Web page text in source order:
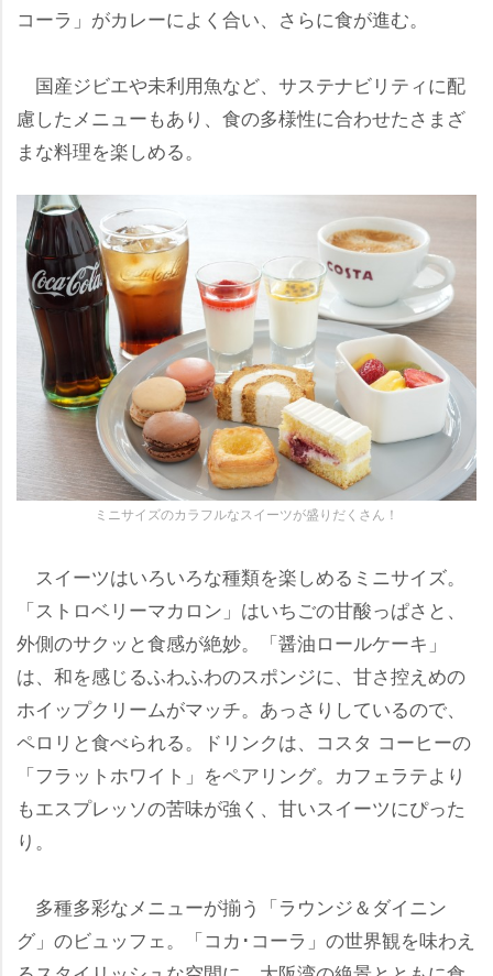
コーラ」がカレーによく合い、さらに食が進む。
国産ジビエや未利用魚など、サステナビリティに配
慮したメニューもあり、食の多様性に合わせたさまざ
まな料理を楽しめる。
ミニサイズのカラフルなスイーツが盛りだくさん！
スイーツはいろいろな種類を楽しめるミニサイズ。
「ストロベリーマカロン」はいちごの甘酸っぱさと、
外側のサクッと食感が絶妙。「醤油ロールケーキ」
は、和を感じるふわふわのスポンジに、甘さ控えめの
ホイップクリームがマッチ。あっさりしているので、
ペロリと食べられる。ドリンクは、コスタ コーヒーの
「フラットホワイト」をペアリング。カフェラテより
もエスプレッソの苦味が強く、甘いスイーツにぴった
り。
多種多彩なメニューが揃う「ラウンジ＆ダイニン
グ」のビュッフェ。「コカ･コーラ」の世界観を味わえ